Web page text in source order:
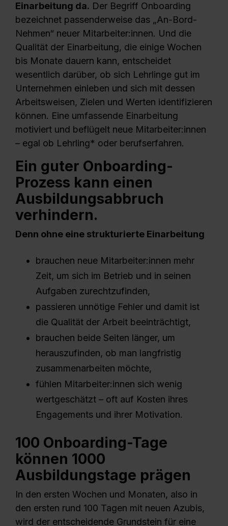
Einarbeitung da. Der Begriff Onboarding
bezeichnet passenderweise das „An-Bord-
Nehmen“ neuer Mitarbeiter:innen. Und die
Qualität der Einarbeitung, die einige Wochen
bis Monate dauern kann, entscheidet
wesentlich darüber, ob sich Lehrlinge gut im
Unternehmen einleben und sich mit dessen
Arbeitsweisen, Zielen und Werten identifizieren
können. Eine umfassende Einarbeitung
motiviert und beflügelt neue Mitarbeiter:innen
– egal ob Lehrling* oder berufserfahren.
Ein guter Onboarding-
Prozess kann einen
Ausbildungsabbruch
verhindern.
Denn ohne eine strukturierte Einarbeitung
brauchen neue Mitarbeiter:innen mehr
Zeit, um sich im Betrieb und in seinen
Aufgaben zurechtzufinden,
passieren unnötige Fehler und damit ist
die Qualität der Arbeit beeinträchtigt,
brauchen beide Seiten länger, um
herauszufinden, ob man langfristig
zusammenarbeiten möchte,
fühlen Mitarbeiter:innen sich wenig
wertgeschätzt – oft auf Kosten ihres
Engagements und ihrer Motivation.
100 Onboarding-Tage
können 1000
Ausbildungstage prägen
In den ersten Wochen und Monaten, also in
den ersten rund 100 Tagen mit neuen Azubis,
wird der entscheidende Grundstein für eine